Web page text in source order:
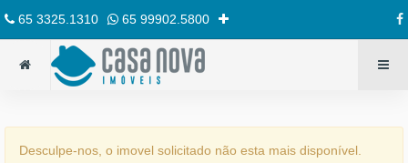
65 3325.1310 65 99902.5800
Desculpe-nos, o imovel solicitado não esta mais disponível.